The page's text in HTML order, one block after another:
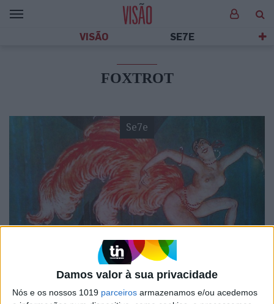
Damos valor à sua privacidade
Nós e os nossos 1019 parceiros armazenamos e/ou acedemos
VISÃO SE7E
FOXTROT
Se7e
Abrimos a carta de bar e logo